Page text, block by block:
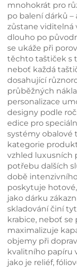
mnohokrát pro
po balení dárků –
zůstane viditelná
dlouho po
se ukáže při
těchto taštiček s
neboť každá
dosahující
průběžných
personalizace
designy podle
edice pro
systémy obalové
kategorie
vzhled luxusních
potřebu dalších
době
poskytuje
jako dárku
skladování činí
krabice, neboť se
maximalizuje
objemy při
kvalitního papíru
jako je reliéf,